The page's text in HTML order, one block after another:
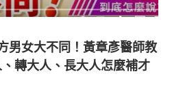
男女大不同！黃章彥醫師教
轉大人、長大人怎麼補才